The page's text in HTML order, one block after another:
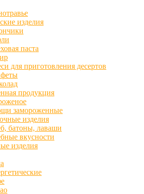
изделия
паста
для приготовления десертов
продукция
замороженные
изделия
батоны, лаваши
вкусности
изделия